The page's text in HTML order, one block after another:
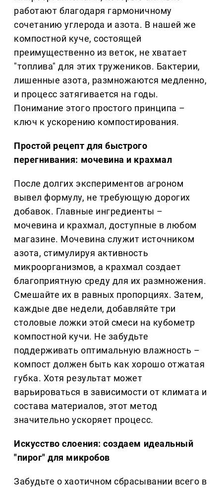
работают благодаря гармоничному
сочетанию углерода и азота. В нашей же
компостной куче, состоящей
преимущественно из веток, не хватает
"топлива" для этих тружеников. Бактерии,
лишенные азота, размножаются медленно,
и процесс затягивается на годы.
Понимание этого простого принципа –
ключ к ускорению компостирования.
Простой рецепт для быстрого
перегнивания: мочевина и крахмал
После долгих экспериментов агроном
вывел формулу, не требующую дорогих
добавок. Главные ингредиенты –
мочевина и крахмал, доступные в любом
магазине. Мочевина служит источником
азота, стимулируя активность
микроорганизмов, а крахмал создает
благоприятную среду для их размножения.
Смешайте их в равных пропорциях. Затем,
каждые две недели, добавляйте три
столовые ложки этой смеси на кубометр
компостной кучи. Не забудьте
поддерживать оптимальную влажность –
компост должен быть как хорошо отжатая
губка. Хотя результат может
варьироваться в зависимости от климата и
состава материалов, этот метод
значительно ускоряет процесс.
Искусство слоения: создаем идеальный
"пирог" для микробов
Забудьте о хаотичном сбрасывании всего в